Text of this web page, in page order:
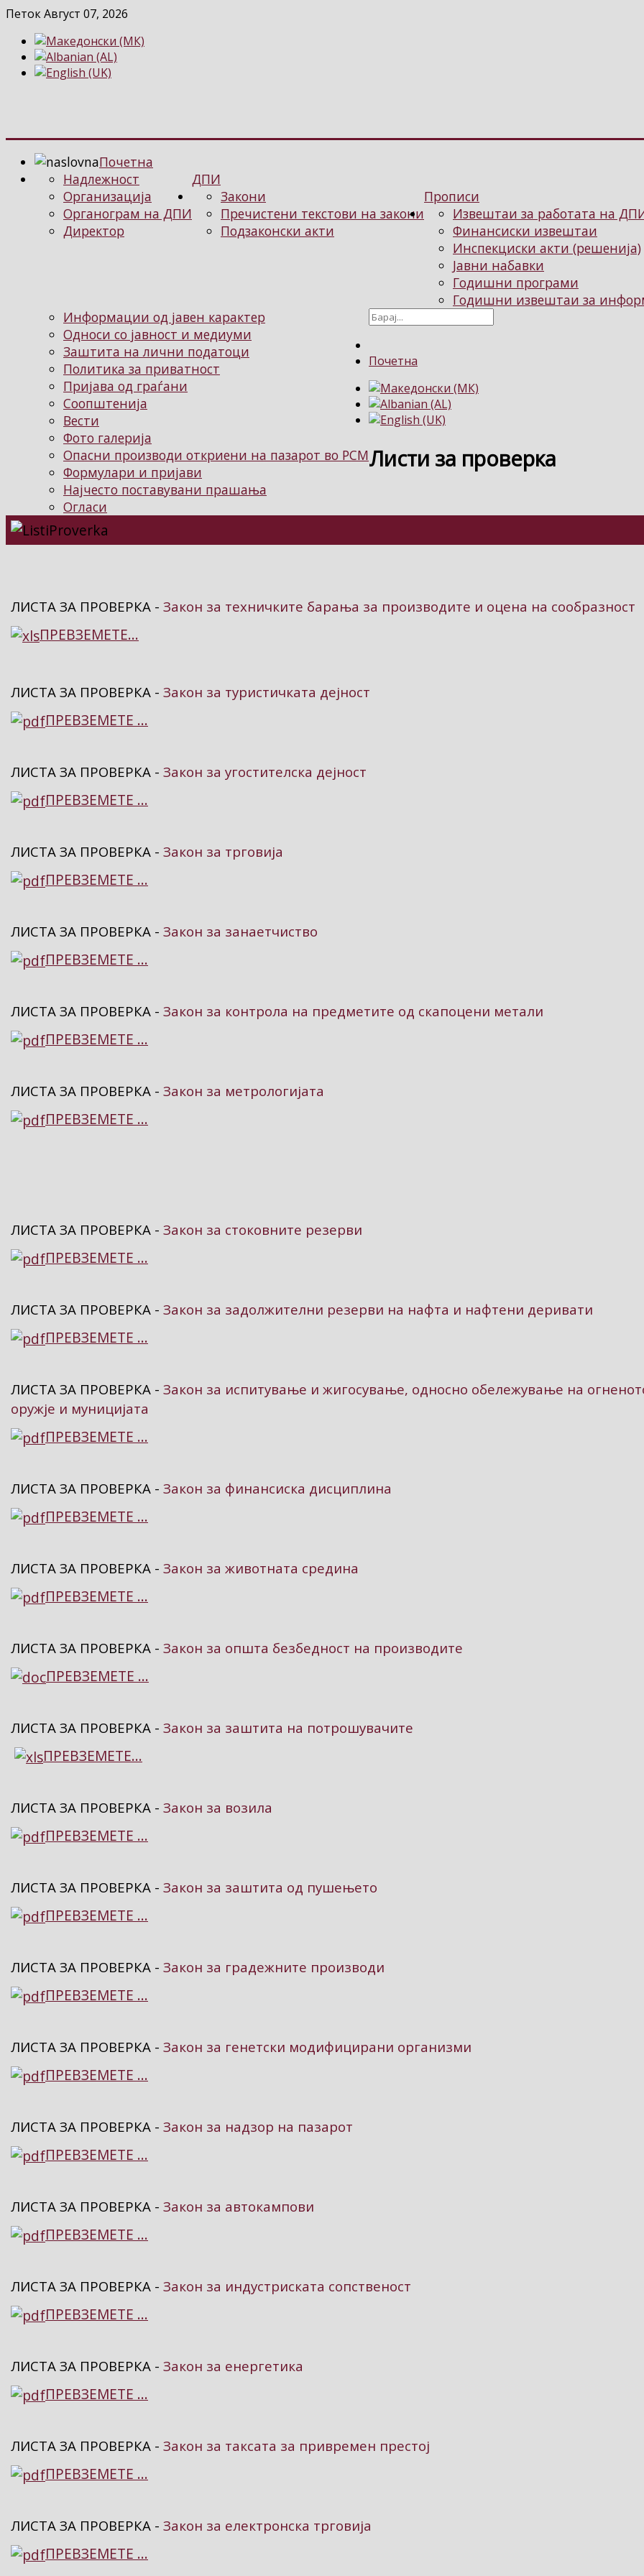
Петок Август 07, 2026
Почетна
ДПИ
Надлежност
Организација
Органограм на ДПИ
Директор
Прописи
Закони
Пречистени текстови на закони
Подзаконски акти
Извештаи за работата на
Финансиски извештаи
Инспекциски акти (решенија)
Јавни набавки
Годишни програми
Годишни извештаи за
Информации од јавен карактер
Односи со јавност и медиуми
Заштита на лични податоци
Политика за приватност
Пријава од граѓани
Соопштенија
Вести
Фото галерија
Опасни производи откриени на пазарот во РСМ
Формулари и пријави
Најчесто поставувани прашања
Огласи
Почетна
Листи за проверка
ЛИСТА ЗА ПРОВЕРКА - Закон за техничките барања за производите и оцена на сообразност
ПРЕВЗЕМЕТЕ...
ЛИСТА ЗА ПРОВЕРКА - Закон за туристичката дејност
ПРЕВЗЕМЕТЕ ...
ЛИСТА ЗА ПРОВЕРКА - Закон за угостителска дејност
ПРЕВЗЕМЕТЕ ...
ЛИСТА ЗА ПРОВЕРКА - Закон за трговија
ПРЕВЗЕМЕТЕ ...
ЛИСТА ЗА ПРОВЕРКА - Закон за занаетчиство
ПРЕВЗЕМЕТЕ ...
ЛИСТА ЗА ПРОВЕРКА - Закон за контрола на предметите од скапоцени метали
ПРЕВЗЕМЕТЕ ...
ЛИСТА ЗА ПРОВЕРКА - Закон за метрологијата
ПРЕВЗЕМЕТЕ ...
ЛИСТА ЗА ПРОВЕРКА - Закон за стоковните резерви
ПРЕВЗЕМЕТЕ ...
ЛИСТА ЗА ПРОВЕРКА - Закон за задолжителни резерви на нафта и нафтени деривати
ПРЕВЗЕМЕТЕ ...
ЛИСТА ЗА ПРОВЕРКА - Закон за испитување и жигосување, односно обележување на
оружје и муницијата
ПРЕВЗЕМЕТЕ ...
ЛИСТА ЗА ПРОВЕРКА - Закон за финансиска дисциплина
ПРЕВЗЕМЕТЕ ...
ЛИСТА ЗА ПРОВЕРКА - Закон за животната средина
ПРЕВЗЕМЕТЕ ...
ЛИСТА ЗА ПРОВЕРКА - Закон за општа безбедност на производите
ПРЕВЗЕМЕТЕ ...
ЛИСТА ЗА ПРОВЕРКА - Закон за заштита на потрошувачите
ПРЕВЗЕМЕТЕ...
ЛИСТА ЗА ПРОВЕРКА - Закон за возила
ПРЕВЗЕМЕТЕ ...
ЛИСТА ЗА ПРОВЕРКА - Закон за заштита од пушењето
ПРЕВЗЕМЕТЕ ...
ЛИСТА ЗА ПРОВЕРКА - Закон за градежните производи
ПРЕВЗЕМЕТЕ ...
ЛИСТА ЗА ПРОВЕРКА - Закон за генетски модифицирани организми
ПРЕВЗЕМЕТЕ ...
ЛИСТА ЗА ПРОВЕРКА - Закон за надзор на пазарот
ПРЕВЗЕМЕТЕ ...
ЛИСТА ЗА ПРОВЕРКА - Закон за автокампови
ПРЕВЗЕМЕТЕ ...
ЛИСТА ЗА ПРОВЕРКА - Закон за индустриската сопственост
ПРЕВЗЕМЕТЕ ...
ЛИСТА ЗА ПРОВЕРКА - Закон за енергетика
ПРЕВЗЕМЕТЕ ...
ЛИСТА ЗА ПРОВЕРКА - Закон за таксата за привремен престој
ПРЕВЗЕМЕТЕ ...
ЛИСТА ЗА ПРОВЕРКА - Закон за електронска трговија
ПРЕВЗЕМЕТЕ ...